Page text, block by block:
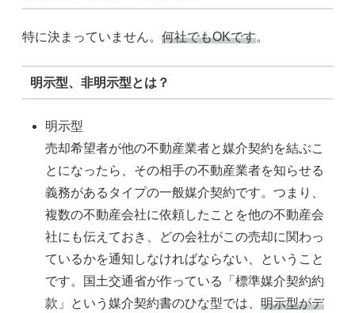
特に決まっていません。 何社でもOKです。
明示型、非明示型とは？
明示型
売却希望者が他の不動産業者と媒介契約を結ぶこ
とになったら、その相手の不動産業者を知らせる
義務があるタイプの一般媒介契約です。つまり、
複数の不動産会社に依頼したことを他の不動産会
社にも伝えておき、どの会社がこの売却に関わっ
ているかを通知しなければならない、ということ
です。国土交通省が作っている「標準媒介契約約
款」という媒介契約書のひな型では、明示型がデ